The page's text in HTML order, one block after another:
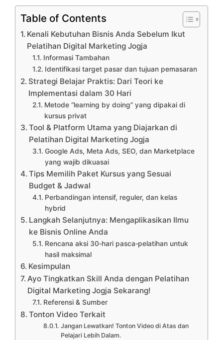
Table of Contents
Kenali Kebutuhan Bisnis Anda Sebelum Ikut
Pelatihan Digital Marketing Jogja
Informasi Tambahan
Identifikasi target pasar dan tujuan pemasaran
Strategi Belajar Praktis: Dari Teori ke
Implementasi dalam 30 Hari
Metode “learning by doing” yang dipakai di
kursus privat
Tool & Platform Utama yang Diajarkan di
Pelatihan Digital Marketing Jogja
Google Ads, Meta Ads, SEO, dan Marketplace
yang wajib dikuasai
Tips Memilih Paket Kursus yang Sesuai
Budget & Jadwal
Perbandingan intensif, reguler, dan kelas
hybrid
Langkah Selanjutnya: Mengaplikasikan Ilmu
ke Bisnis Online Anda
Rencana aksi 30‑hari pasca‑pelatihan untuk
hasil maksimal
Kesimpulan
Ayo Tingkatkan Skill Anda dengan Pelatihan
Digital Marketing Jogja Sekarang!
Referensi & Sumber
Tonton Video Terkait
Jangan Lewatkan! Tonton Video di Atas dan
Pelajari Lebih Dalam.